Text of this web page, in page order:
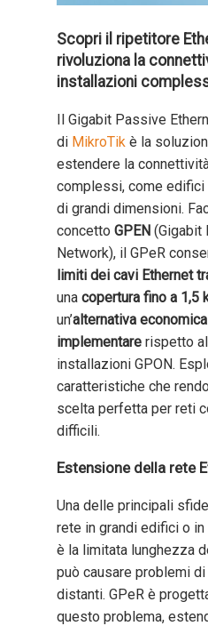
Scopri il ripetitore
rivoluziona la
installazioni
Il Gigabit Passive
di MikroTik è la
estendere la
complessi, come edifici
di grandi dimensioni.
concetto GPEN (Gigabit
Network), il GPeR
limiti dei cavi Ethernet
una copertura fino a 1,5
un’alternativa
implementare rispetto
installazioni GPON.
caratteristiche che
scelta perfetta per reti
difficili.
Estensione della rete
Una delle principali
rete in grandi edifici o
è la limitata lunghezza
può causare problemi
distanti. GPeR è
questo problema,